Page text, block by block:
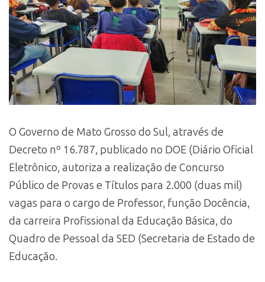
O Governo de Mato Grosso do Sul, através de
Decreto nº 16.787, publicado no DOE (Diário Oficial
Eletrônico, autoriza a realização de Concurso
Público de Provas e Títulos para 2.000 (duas mil)
vagas para o cargo de Professor, função Docência,
da carreira Profissional da Educação Básica, do
Quadro de Pessoal da SED (Secretaria de Estado de
Educação.